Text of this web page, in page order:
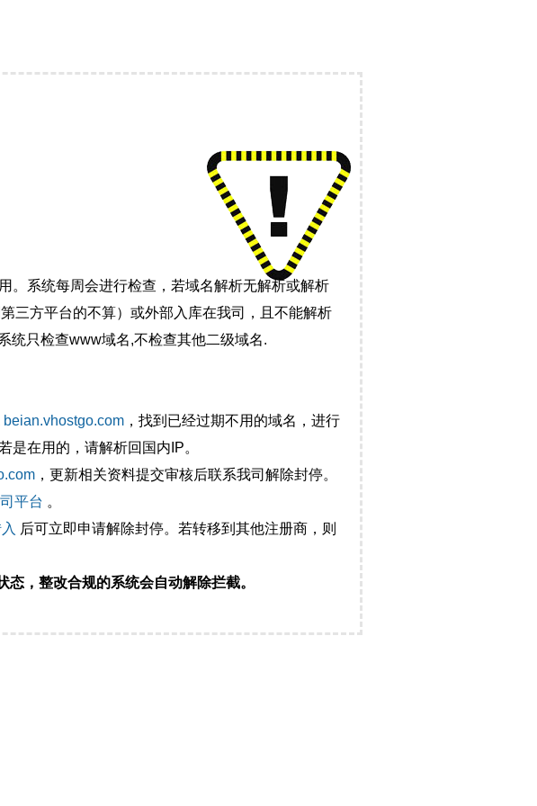
。系统每周会进行检查，若域名解析无解析或解析
三方平台的不算）或外部入库在我司，且不能解析
统只检查www域名,不检查其他二级域名.
beian.vhostgo.com ，找到已经过期不用的域名，进行
是在用的，请解析回国内IP。
，更新相关资料提交审核后联系我司解除封停。
平台 。
后可立即申请解除封停。若转移到其他注册商，则
态，整改合规的系统会自动解除拦截。